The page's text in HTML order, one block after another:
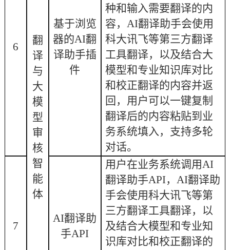
6
翻
译
与
大
模
型
审
核
智
能
体
基于浏览
器的AI翻
译助手插
件
种和输入需要翻译的内
容， AI翻译助手会使用
科大讯飞等第三方翻译
工具翻译，以及结合大
模型和专业知识库对比
和校正翻译的内容并返
回，用户可以一键复制
翻译后的内容粘贴到业
务系统填入，支持多轮
对话。
7
AI翻译助
手API
用户在业务系统调用AI
翻译助手API，AI翻译助
手会使用科大讯飞等第
三方翻译工具翻译，以
及结合大模型和专业知
识库对比和校正翻译的